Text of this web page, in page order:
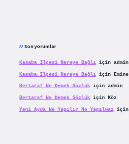
Son yorumlar
Kasaba Ilçesi Nereye Bağlıiçin admin
Kasaba Ilçesi Nereye Bağlıiçin Emine
Bertaraf Ne Demek Sözlükiçin admin
Bertaraf Ne Demek Sözlükiçin Köz
Yeni Ayda Ne Yapılır Ne Yapılmaziçin